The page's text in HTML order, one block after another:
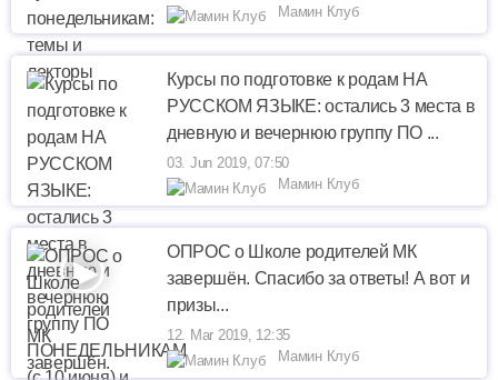
Мамин Клуб
Курсы по подготовке к родам НА
РУССКОМ ЯЗЫКЕ: остались 3 места в
дневную и вечернюю группу ПО ...
03. Jun 2019, 07:50
Мамин Клуб
ОПРОС о Школе родителей МК
завершён. Спасибо за ответы! А вот и
призы...
12. Mar 2019, 12:35
Мамин Клуб